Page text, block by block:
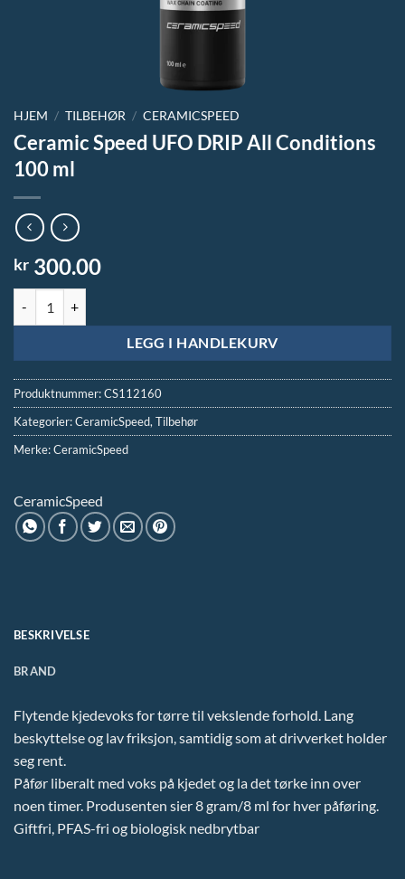
HJEM / TILBEHØR / CERAMICSPEED
Ceramic Speed UFO DRIP All Conditions
100 ml
kr 300.00
LEGG I HANDLEKURV
Produktnummer:CS112160
Kategorier:CeramicSpeed,Tilbehør
Merke:CeramicSpeed
CeramicSpeed
BESKRIVELSE
BRAND
Flytende kjedevoks for tørre til vekslende forhold. Lang
beskyttelse og lav friksjon, samtidig som at drivverket holder
seg rent.
Påfør liberalt med voks på kjedet og la det tørke inn over
noen timer. Produsenten sier 8 gram/8 ml for hver påføring.
Giftfri, PFAS-fri og biologisk nedbrytbar